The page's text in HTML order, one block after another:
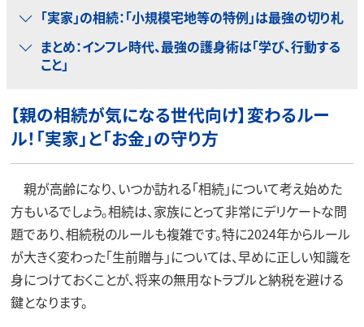
「実家」の相続：「小規模宅地等の特例」は最強の切り札
まとめ：インフレ時代、最強の護身術は「学び、行動する
こと」
【親の相続が気になる世代向け】変わるルー
ル！「実家」と「お金」の守り方
親が高齢になり、いつか訪れる「相続」について考え始めた
方もいるでしょう。相続は、家族にとって非常にデリケートな問
題であり、相続税のルールも複雑です。特に2024年からルール
が大きく変わった「生前贈与」については、早めに正しい知識を
身につけておくことが、将来の無用なトラブルと納税を避ける
鍵となります。